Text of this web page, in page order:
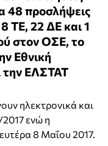
48 προσλήψεις
ΤΕ, 22 ΔΕ και 1
στον ΟΣΕ, το
Εθνική
την ΕΛΣΤΑΤ
ηλεκτρονικά και
ενώ η
8 Μαΐου 2017.